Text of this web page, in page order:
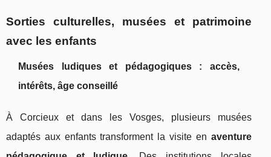
Sorties culturelles, musées et patrimoine
avec les enfants
Musées ludiques et pédagogiques : accès,
intérêts, âge conseillé
À Corcieux et dans les Vosges, plusieurs musées
adaptés aux enfants transforment la visite en aventure